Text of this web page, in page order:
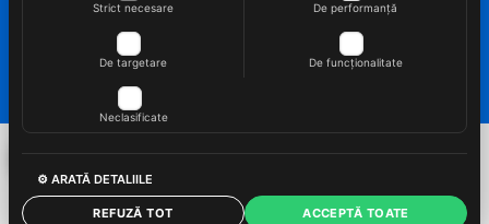
© 2022 - 2026 Roveli.ro. Realizat si configurat
Strict necesare De performanță
De targetare De funcționalitate
Neclasificate
⚙ ARATĂ DETALIILE
REFUZĂ TOT ACCEPTĂ TOATE